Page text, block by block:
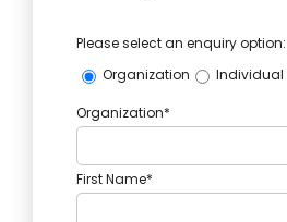
Please select an enquiry option:
Organization
Individual
Organization*
First Name*